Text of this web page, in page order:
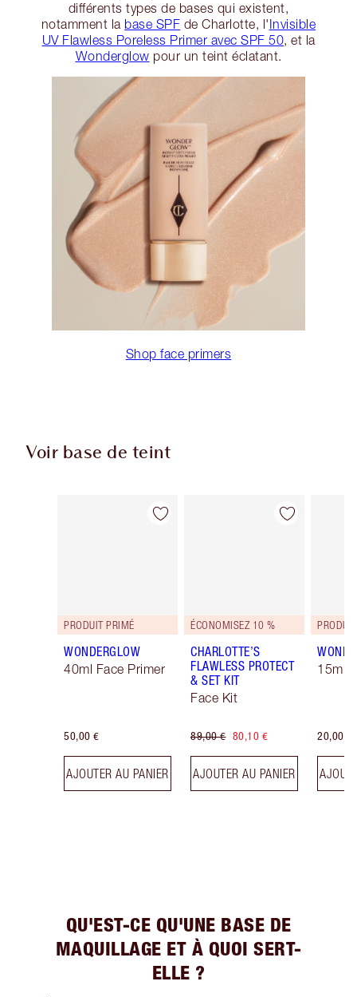
différents types de bases qui existent,
notamment la base SPF de Charlotte, l'Invisible
UV Flawless Poreless Primer avec SPF 50, et la
Wonderglow pour un teint éclatant.
Shop face primers
Voir base de teint
Article 1 sur 17
PRODUIT PRIMÉ
WONDERGLOW
40ml Face Primer
50,00 €
AJOUTER AU PANIER
Article 2 sur 17
ÉCONOMISEZ 10 %
CHARLOTTE’S
FLAWLESS PROTECT
& SET KIT
Face Kit
89,00 € 80,10 €
AJOUTER AU PANIER
15ml
20,00 €
QU'EST-CE QU'UNE BASE DE
MAQUILLAGE ET À QUOI SERT-
ELLE ?